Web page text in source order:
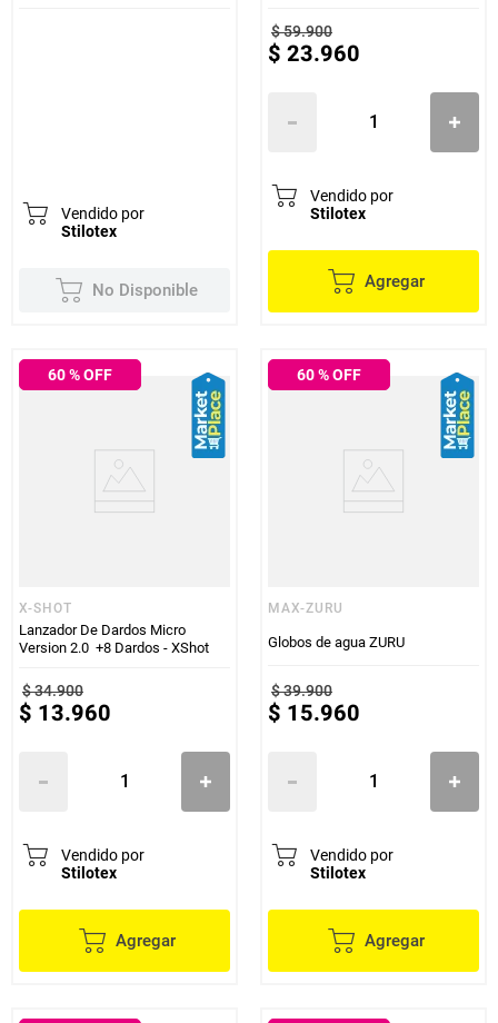
Vendido por
Stilotex
No Disponible
$59.900
$ 23.960
Vendido por
Stilotex
Agregar
60% OFF
X-SHOT
Lanzador De Dardos Micro
Version 2.0 +8 Dardos - XShot
$34.900
$ 13.960
Vendido por
Stilotex
Agregar
60% OFF
MAX-ZURU
Globos de agua ZURU
$39.900
$ 15.960
Vendido por
Stilotex
Agregar